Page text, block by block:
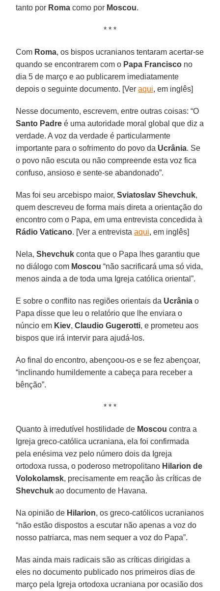
tanto por Roma como por Moscou.
* * *
Com Roma, os bispos ucranianos tentaram acertar-se
quando se encontrarem com o Papa Francisco no
dia 5 de março e ao publicarem imediatamente
depois o seguinte documento. [Veraqui, em inglês]
Nesse documento, escrevem, entre outras coisas: “O
Santo Padre é uma autoridade moral global que diz a
verdade. A voz da verdade é particularmente
importante para o sofrimento do povo da Ucrânia. Se
o povo não escuta ou não compreende esta voz fica
confuso, ansioso e sente-se abandonado”.
Mas foi seu arcebispo maior,Sviatoslav Shevchuk,
quem descreveu de forma mais direta a orientação do
encontro com o Papa, em uma entrevista concedida à
Rádio Vaticano. [Ver a entrevistaaqui, em inglês]
Nela,Shevchuk conta que o Papa lhes garantiu que
no diálogo com Moscou “não sacrificará uma só vida,
menos ainda a de toda uma Igreja católica oriental”.
E sobre o conflito nas regiões orientais da Ucrânia o
Papa disse que leu o relatório que lhe enviara o
núncio em Kiev,Claudio Gugerotti, e prometeu aos
bispos que irá intervir para ajudá-los.
Ao final do encontro, abençoou-os e se fez abençoar,
“inclinando humildemente a cabeça para receber a
bênção”.
* * *
Quanto à irredutível hostilidade de Moscou contra a
Igreja greco-católica ucraniana, ela foi confirmada
pela enésima vez pelo número dois da Igreja
ortodoxa russa, o poderoso metropolitano Hilarion de
Volokolamsk, precisamente em reação às críticas de
Shevchuk ao documento de Havana.
Na opinião de Hilarion, os greco-católicos ucranianos
“não estão dispostos a escutar não apenas a voz do
nosso patriarca, mas nem sequer a voz do Papa”.
Mas ainda mais radicais são as críticas dirigidas a
eles no documento publicado nos primeiros dias de
março pela Igreja ortodoxa ucraniana por ocasião dos